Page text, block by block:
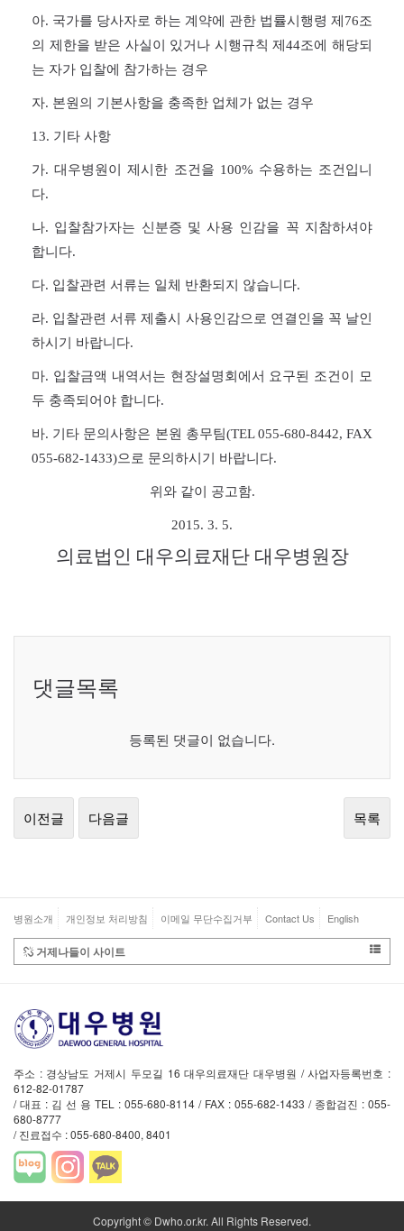
아. 국가를 당사자로 하는 계약에 관한 법률시행령 제 76조
의 제한을 받은 사실이 있거나 시행규칙 제44조에 해당되
는 자가 입찰에 참가하는 경우
자. 본원의 기본사항을 충족한 업체가 없는 경우
13. 기타 사항
가. 대우병원이 제시한 조건을 100% 수용하는 조건입니
다.
나. 입찰참가자는 신분증 및 사용 인감을 꼭 지참하셔야
합니다.
다. 입찰관련 서류는 일체 반환되지 않습니다.
라. 입찰관련 서류 제출시 사용인감으로 연결인을 꼭 날인
하시기 바랍니다.
마. 입찰금액 내역서는 현장설명회에서 요구된 조건이 모
두 충족되어야 합니다.
바. 기타 문의사항은 본원 총무팀(TEL 055-680-8442, FAX
055-682-1433)으로 문의하시기 바랍니다.
위와 같이 공고함.
2015. 3. 5.
의료법인 대우의료재단 대우병원장
댓글목록
등록된 댓글이 없습니다.
이전글 다음글 목록
병원소개 개인정보 처리방침 이메일 무단수집거부 Contact Us English
거제나들이 사이트
주소 : 경상남도 거제시 두모길 16 대우의료재단 대우병원 / 사업자등록번호 :
612-82-01787
/ 대표 : 김 선 용 TEL : 055-680-8114 / FAX : 055-682-1433 / 종합검진 : 055-
680-8777
/ 진료접수 : 055-680-8400, 8401
Copyright © Dwho.or.kr. All Rights Reserved.